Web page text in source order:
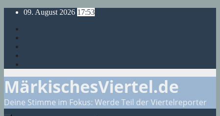
Skip
content
09. August 2026 17:53
MärkischesViertel.de
Deine Stimme im Fokus: Werde Teil der Viertelreporter